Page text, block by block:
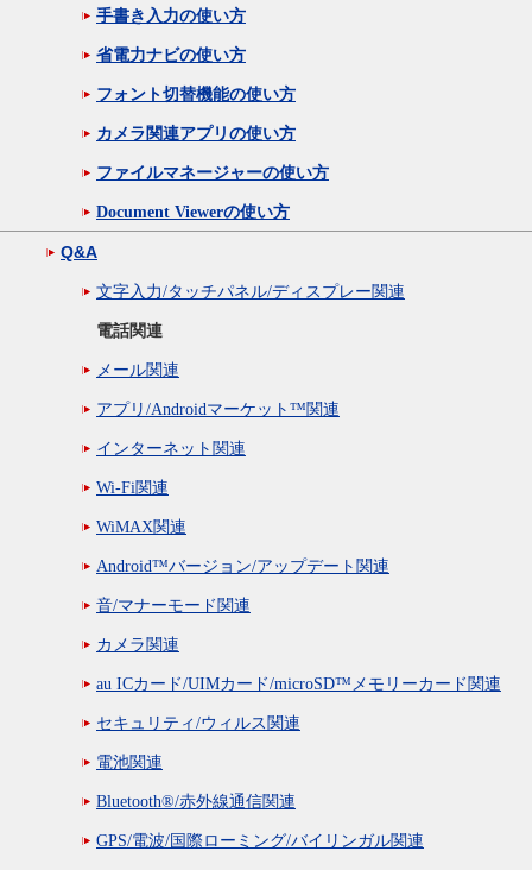
手書き入力の使い方
省電力ナビの使い方
フォント切替機能の使い方
カメラ関連アプリの使い方
ファイルマネージャーの使い方
Document Viewerの使い方
Q&A
文字入力/タッチパネル/ディスプレー関連
電話関連
メール関連
アプリ/Androidマーケット™関連
インターネット関連
Wi-Fi関連
WiMAX関連
Android™バージョン/アップデート関連
音/マナーモード関連
カメラ関連
au ICカード/UIMカード/microSD™メモリーカード関連
セキュリティ/ウィルス関連
電池関連
Bluetooth®/赤外線通信関連
GPS/電波/国際ローミング/バイリンガル関連